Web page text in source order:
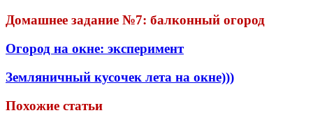
Домашнее задание №7: балконный огород
Огород на окне: эксперимент
Земляничный кусочек лета на окне)))
Похожие статьи